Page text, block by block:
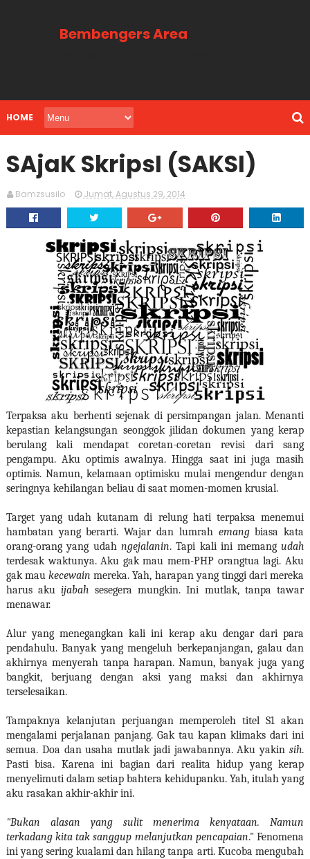
Bembengers Area
HOME
SAjaK SkripsI (SAKSI)
Bamzsusilo Jumat, Agustus 29, 2014
Terpaksa aku berhenti sejenak di persimpangan jalan. Menanti
kepastian kelangsungan seonggok jilidan dokumen yang kerap
berulang kali mendapat coretan-coretan revisi dari sang
pengampu. Aku optimis awalnya. Hingga saat ini juga masih
optimis. Namun, kelamaan optimisku mulai mengendur dengan
seringnya kehilangan beliau di saat momen-momen krusial.
Target yang udah kutanam di relung hati terpaksa menemui
hambatan yang berarti. Wajar dan lumrah emangbiasa kata
orang-orang yang udahngejalanin. Tapi kali ini memangudah
terdesak waktunya. Aku gak mau mem-PHP orangtua lagi. Aku
gak maukecewain mereka. Yah, harapan yang tinggi dari mereka
harus aku ijabah sesegera mungkin. Ini mutlak, tanpa tawar
menawar.
Alur yang menegangkan kali ini kerap aku dengar dari para
pendahulu. Banyak yang mengeluh berkepanjangan, galau dan
akhirnya menyerah tanpa harapan. Namun, banyak juga yang
bangkit, berjuang dengan aksi yang maksi dan akhirnya
terselesaikan.
Tampaknya kelanjutan perjuangan memperoleh titel S1 akan
mengalami perjalanan panjang. Gak tau kapan klimaks dari ini
semua. Doa dan usaha mutlak jadi jawabannya. Aku yakinsih.
Pasti bisa. Karena ini bagian dari realita hidup yang kerap
menyelimuti dalam setiap bahtera kehidupanku. Yah, itulah yang
aku rasakan akhir-akhir ini.
"Bukan alasan yang sulit menerima kenyataan. Namun
terkadang kita tak sanggup melanjutkan pencapaian." Fenomena
ini yang sering kualami dan hilang tanpa arti. Kucoba mengubah